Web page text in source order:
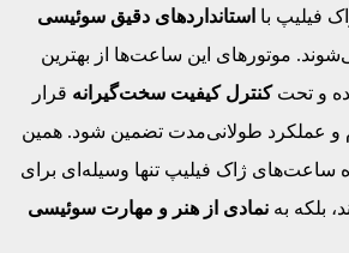
فیلیپ با استانداردهای دقیق سوئیسی
موتورهای این ساعت‌ها از بهترین
و تحتکنترل کیفیت سخت‌گیرانه قرار
و عملکرد طولانی‌مدت تضمین شود. همین
ژاک فیلیپ تنها وسیله‌ای برای
بلکه به نمادی از هنر و مهارت سوئیسی